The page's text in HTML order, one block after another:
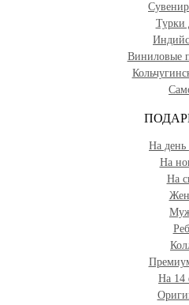
Турки
Виниловые
На день
На
На
На 14